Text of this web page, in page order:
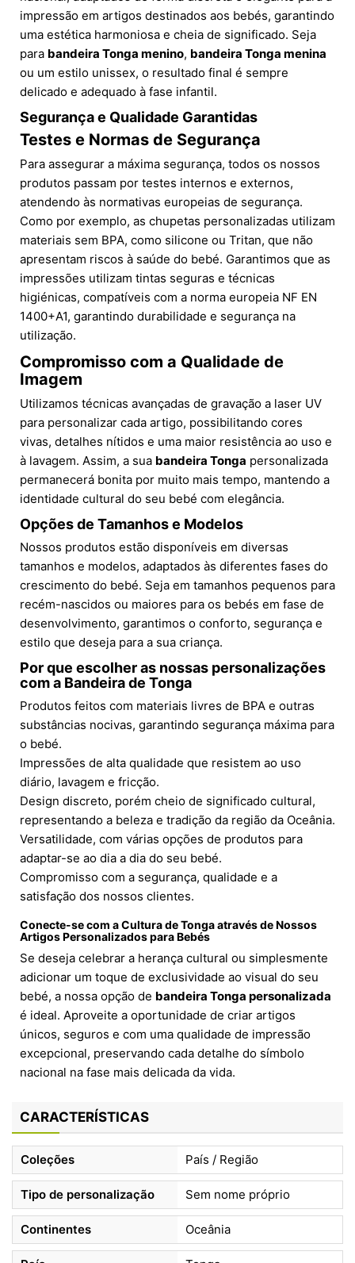
impressão em artigos destinados aos bebés, garantindo
uma estética harmoniosa e cheia de significado. Seja
para bandeira Tonga menino, bandeira Tonga menina
ou um estilo unissex, o resultado final é sempre
delicado e adequado à fase infantil.
Segurança e Qualidade Garantidas
Testes e Normas de Segurança
Para assegurar a máxima segurança, todos os nossos
produtos passam por testes internos e externos,
atendendo às normativas europeias de segurança.
Como por exemplo, as chupetas personalizadas utilizam
materiais sem BPA, como silicone ou Tritan, que não
apresentam riscos à saúde do bebé. Garantimos que as
impressões utilizam tintas seguras e técnicas
higiénicas, compatíveis com a norma europeia NF EN
1400+A1, garantindo durabilidade e segurança na
utilização.
Compromisso com a Qualidade de
Imagem
Utilizamos técnicas avançadas de gravação a laser UV
para personalizar cada artigo, possibilitando cores
vivas, detalhes nítidos e uma maior resistência ao uso e
à lavagem. Assim, a sua bandeira Tonga personalizada
permanecerá bonita por muito mais tempo, mantendo a
identidade cultural do seu bebé com elegância.
Opções de Tamanhos e Modelos
Nossos produtos estão disponíveis em diversas
tamanhos e modelos, adaptados às diferentes fases do
crescimento do bebé. Seja em tamanhos pequenos para
recém-nascidos ou maiores para os bebés em fase de
desenvolvimento, garantimos o conforto, segurança e
estilo que deseja para a sua criança.
Por que escolher as nossas personalizações
com a Bandeira de Tonga
Produtos feitos com materiais livres de BPA e outras
substâncias nocivas, garantindo segurança máxima para
o bebé.
Impressões de alta qualidade que resistem ao uso
diário, lavagem e fricção.
Design discreto, porém cheio de significado cultural,
representando a beleza e tradição da região da Oceânia.
Versatilidade, com várias opções de produtos para
adaptar-se ao dia a dia do seu bebé.
Compromisso com a segurança, qualidade e a
satisfação dos nossos clientes.
Conecte-se com a Cultura de Tonga através de Nossos
Artigos Personalizados para Bebés
Se deseja celebrar a herança cultural ou simplesmente
adicionar um toque de exclusividade ao visual do seu
bebé, a nossa opção de bandeira Tonga personalizada
é ideal. Aproveite a oportunidade de criar artigos
únicos, seguros e com uma qualidade de impressão
excepcional, preservando cada detalhe do símbolo
nacional na fase mais delicada da vida.
CARACTERÍSTICAS
Coleções País / Região
Tipo de personalização Sem nome próprio
Continentes Oceânia